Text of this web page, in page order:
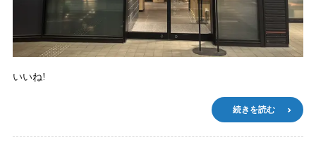
いいね!
続きを読む